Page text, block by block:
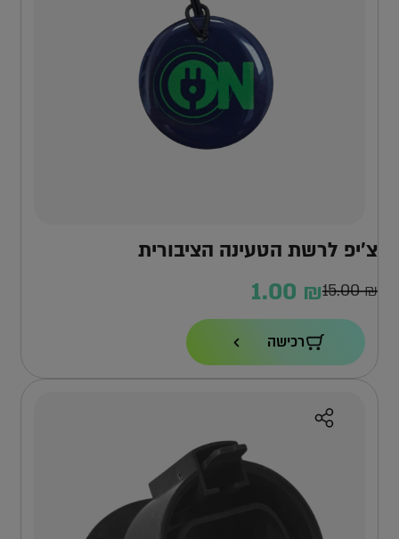
צ’יפ לרשת הטעינה הציבורית
15.00₪
המחיר
המקורי
היה:
15.00 ₪.
1.00 ₪המחיר
הנוכחי
הוא:
1.00 ₪.
רכישה